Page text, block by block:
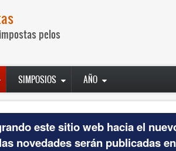
pelos
SIMPOSIOS AÑO
este sitio web hacia el
novedades serán publicadas